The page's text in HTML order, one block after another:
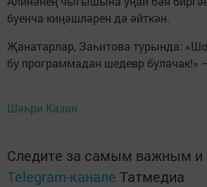
буенча киңәшләрен дә әйткән.
Җанатарлар, Заһитова турында:
бу программадан шедевр булачак!»
Шәһри Казан
Следите за самым важным и
Telegram-канале Татмедиа